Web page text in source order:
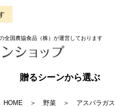
全国農協食品（株）が運営しております
贈るシーンから選ぶ
HOME ＞ 野菜 ＞ アスパラガス